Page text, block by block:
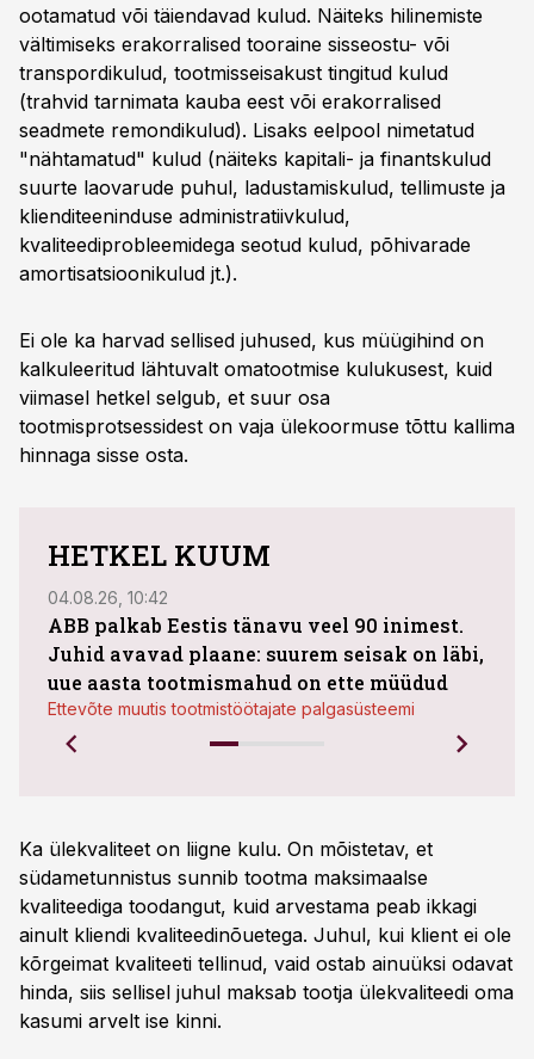
ootamatud või täiendavad kulud. Näiteks hilinemiste
vältimiseks erakorralised tooraine sisseostu- või
transpordikulud, tootmisseisakust tingitud kulud
(trahvid tarnimata kauba eest või erakorralised
seadmete remondikulud). Lisaks eelpool nimetatud
"nähtamatud" kulud (näiteks kapitali- ja finantskulud
suurte laovarude puhul, ladustamiskulud, tellimuste ja
klienditeeninduse administratiivkulud,
kvaliteediprobleemidega seotud kulud, põhivarade
amortisatsioonikulud jt.).
Ei ole ka harvad sellised juhused, kus müügihind on
kalkuleeritud lähtuvalt omatootmise kulukusest, kuid
viimasel hetkel selgub, et suur osa
tootmisprotsessidest on vaja ülekoormuse tõttu kallima
hinnaga sisse osta.
HETKEL KUUM
04.08.26, 10:42
ABB palkab Eestis tänavu veel 90 inimest.
Juhid avavad plaane: suurem seisak on läbi,
uue aasta tootmismahud on ette müüdud
Ettevõte muutis tootmistöötajate palgasüsteemi
Ka ülekvaliteet on liigne kulu. On mõistetav, et
südametunnistus sunnib tootma maksimaalse
kvaliteediga toodangut, kuid arvestama peab ikkagi
ainult kliendi kvaliteedinõuetega. Juhul, kui klient ei ole
kõrgeimat kvaliteeti tellinud, vaid ostab ainuüksi odavat
hinda, siis sellisel juhul maksab tootja ülekvaliteedi oma
kasumi arvelt ise kinni.